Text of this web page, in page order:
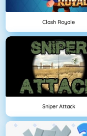
Clash Royale
Sniper Attack